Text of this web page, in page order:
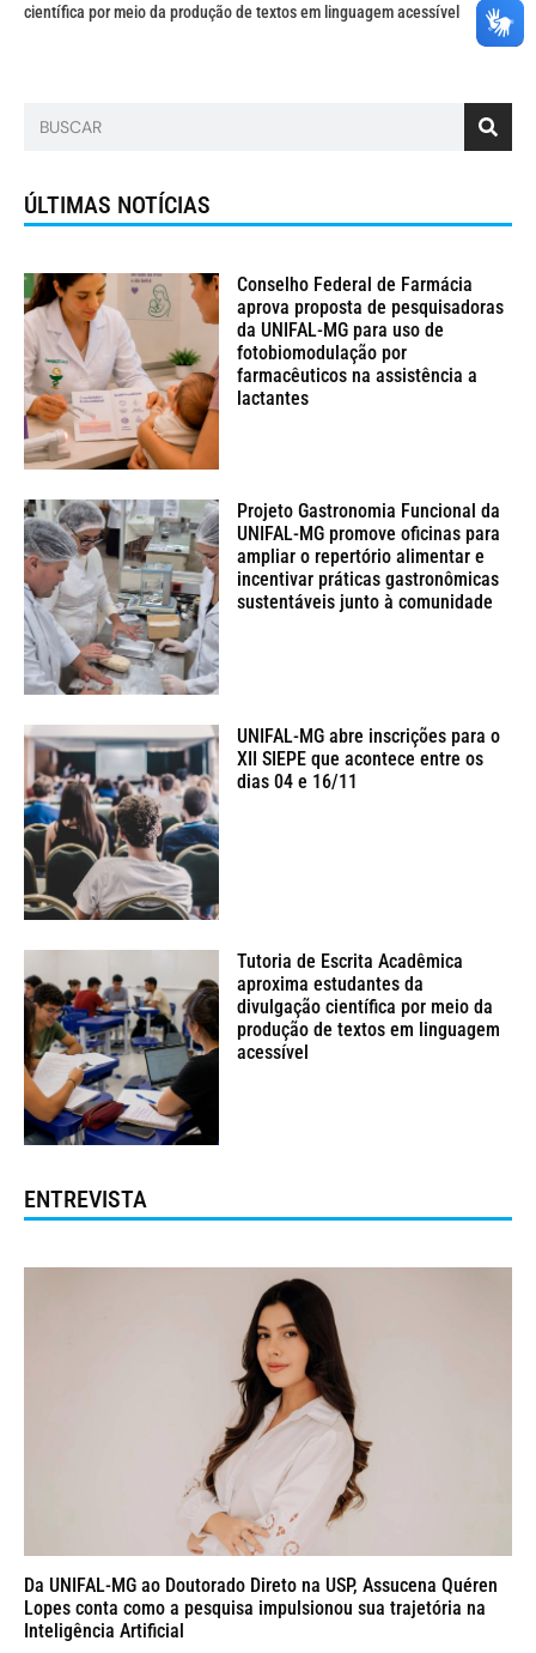
científica por meio da produção de textos em linguagem acessível
ÚLTIMAS NOTÍCIAS
Conselho Federal de Farmácia
aprova proposta de pesquisadoras
da UNIFAL-MG para uso de
fotobiomodulação por
farmacêuticos na assistência a
lactantes
Projeto Gastronomia Funcional da
UNIFAL-MG promove oficinas para
ampliar o repertório alimentar e
incentivar práticas gastronômicas
sustentáveis junto à comunidade
UNIFAL-MG abre inscrições para o
XII SIEPE que acontece entre os
dias 04 e 16/11
Tutoria de Escrita Acadêmica
aproxima estudantes da
divulgação científica por meio da
produção de textos em linguagem
acessível
ENTREVISTA
Da UNIFAL-MG ao Doutorado Direto na USP, Assucena Quéren
Lopes conta como a pesquisa impulsionou sua trajetória na
Inteligência Artificial